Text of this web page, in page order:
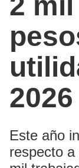
2026
Este año
respecto